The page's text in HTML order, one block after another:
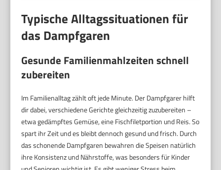
Typische Alltagssituationen für
das Dampfgaren
Gesunde Familienmahlzeiten schnell
zubereiten
Im Familienalltag zählt oft jede Minute. Der Dampfgarer hilft
dir dabei, verschiedene Gerichte gleichzeitig zuzubereiten –
etwa gedämpftes Gemüse, eine Fischfiletportion und Reis. So
spart ihr Zeit und es bleibt dennoch gesund und frisch. Durch
das schonende Dampfgaren bewahren die Speisen natürlich
ihre Konsistenz und Nährstoffe, was besonders für Kinder